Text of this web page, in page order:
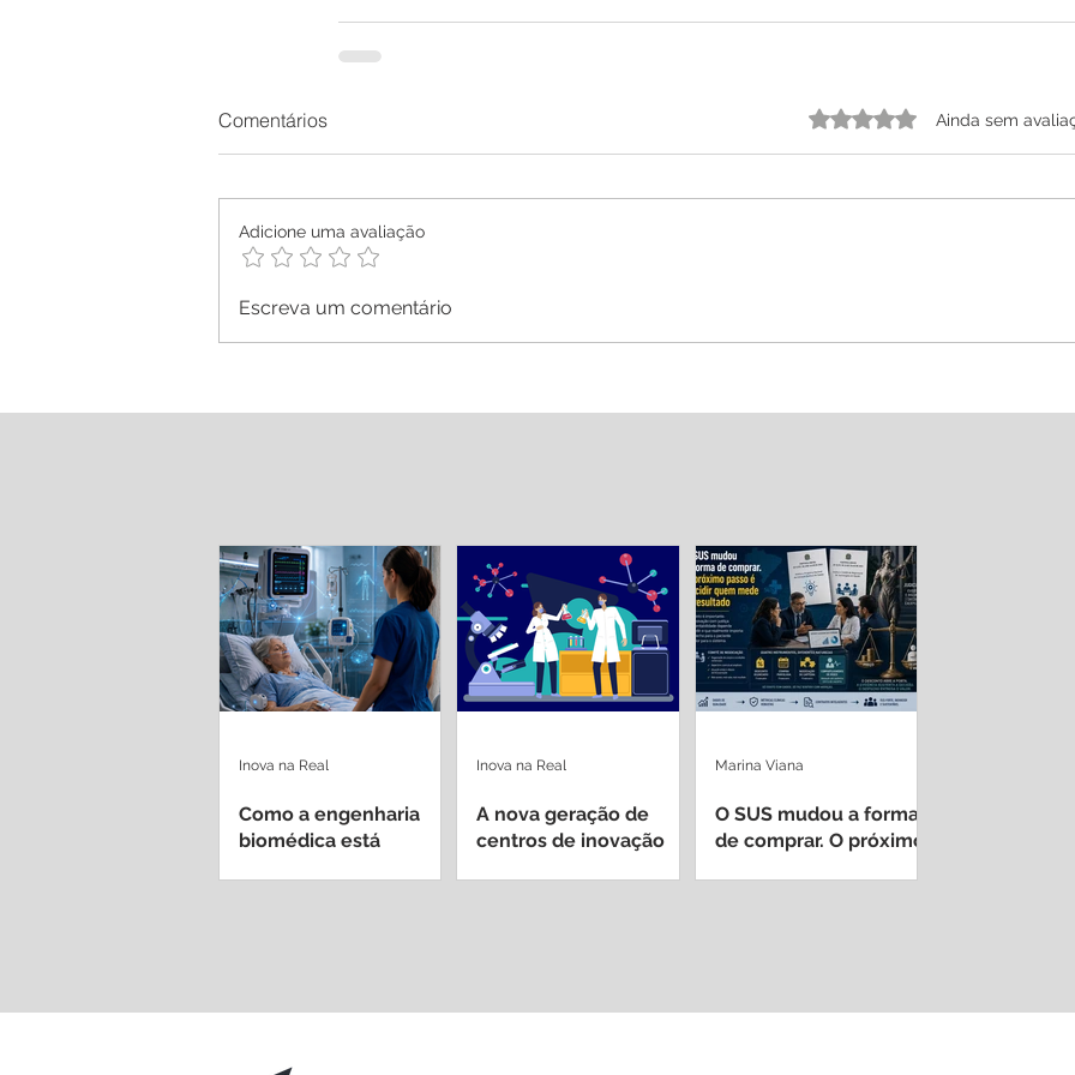
Comentários Avaliado com 0 de 5 estrelas.
Ainda sem
Adicione uma avaliação
Escreva um comentário
Como a engenharia
biomédica está
Inova na Real
A nova geração de
centros de inovação
Inova na Real
O SUS mudou a forma
de comprar. O próximo
Marina Viana